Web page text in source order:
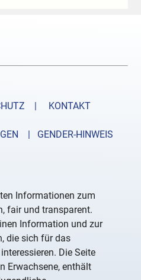
|
KONTAKT
| GENDER-HINWEIS
Informationen zum
fair und transparent.
Information und zur
die sich für das
Die Seite
Erwachsene, enthält